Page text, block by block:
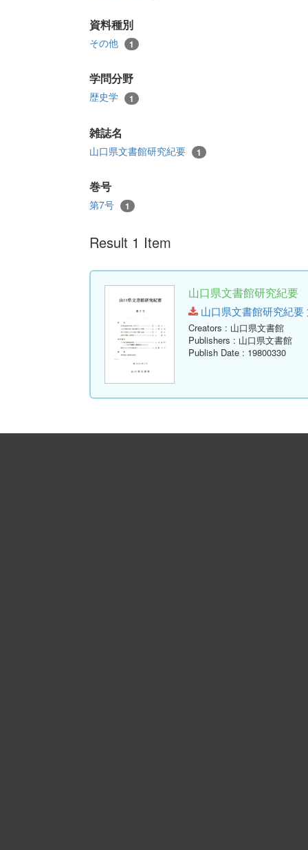
資料種別
その他 1
学問分野
歴史学 1
雑誌名
山口県文書館研究紀要 1
巻号
第7号 1
Result 1 Item
山口県文書館研究紀要
山口県文書館研究紀要
Creators : 山口県文書館
Publishers : 山口県文書館
Publish Date : 19800330